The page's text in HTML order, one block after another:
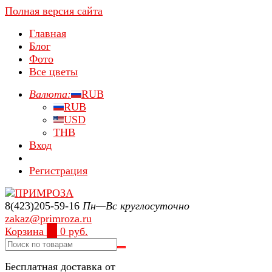
Полная версия сайта
Главная
Блог
Фото
Все цветы
Валюта:
RUB
RUB
USD
THB
Вход
Регистрация
8(423)205-59-16 Пн—Вс круглосуточно
zakaz@primroza.ru
Корзина
0 руб.
Бесплатная доставка от